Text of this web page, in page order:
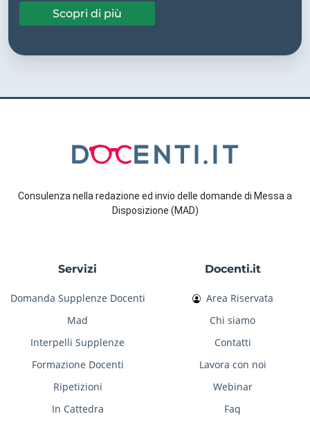
Scopri di più
Consulenza nella redazione ed invio delle domande di Messa a
Disposizione (MAD)
Servizi
Domanda Supplenze Docenti
Mad
Interpelli Supplenze
Formazione Docenti
Ripetizioni
In Cattedra
Docenti.it
Area Riservata
Chi siamo
Contatti
Lavora con noi
Webinar
Faq